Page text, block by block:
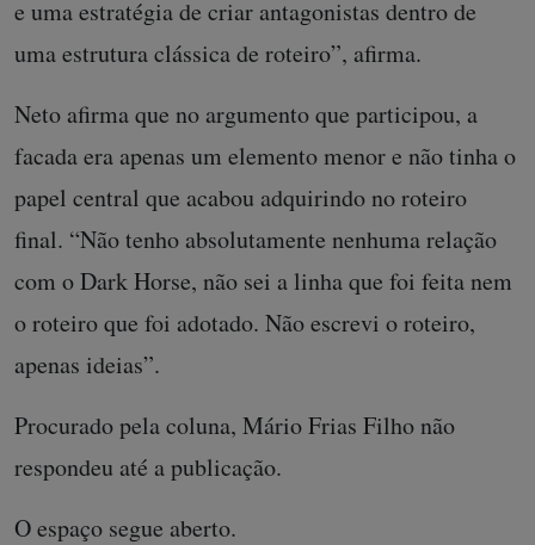
e uma estratégia de criar antagonistas dentro de
uma estrutura clássica de roteiro”, afirma.
Neto afirma que no argumento que participou, a
facada era apenas um elemento menor e não tinha o
papel central que acabou adquirindo no roteiro
final. “Não tenho absolutamente nenhuma relação
com o Dark Horse, não sei a linha que foi feita nem
o roteiro que foi adotado. Não escrevi o roteiro,
apenas ideias”.
Procurado pela coluna, Mário Frias Filho não
respondeu até a publicação.
O espaço segue aberto.